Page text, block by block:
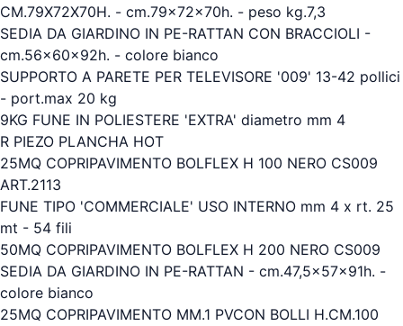
CM.79X72X70H. - cm.79x72x70h. - peso kg.7,3
SEDIA DA GIARDINO IN PE-RATTAN CON BRACCIOLI -
cm.56x60x92h. - colore bianco
SUPPORTO A PARETE PER TELEVISORE '009' 13-42 pollici
- port.max 20 kg
9KG FUNE IN POLIESTERE 'EXTRA' diametro mm 4
R PIEZO PLANCHA HOT
25MQ COPRIPAVIMENTO BOLFLEX H 100 NERO CS009
ART.2113
FUNE TIPO 'COMMERCIALE' USO INTERNO mm 4 x rt. 25
mt - 54 fili
50MQ COPRIPAVIMENTO BOLFLEX H 200 NERO CS009
SEDIA DA GIARDINO IN PE-RATTAN - cm.47,5x57x91h. -
colore bianco
25MQ COPRIPAVIMENTO MM.1 PVCON BOLLI H.CM.100